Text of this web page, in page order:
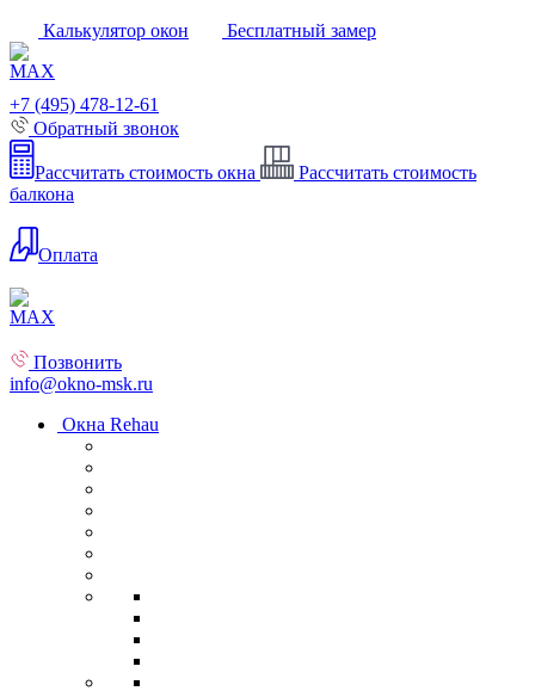
Калькулятор окон Бесплатный замер
+7 (495) 478-12-61
Обратный звонок
Рассчитать стоимость окна
Рассчитать стоимость
балкона
Оплата
Позвонить
info@okno-msk.ru
Окна Rehau